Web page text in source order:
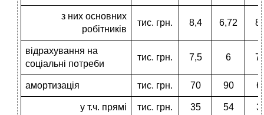
з них основних
робітників
тис. грн. 8,4 6,72
відрахування на
соціальні потреби
тис. грн. 7,5 6
амортизація тис. грн. 70 90
у т.ч. прямі тис. грн. 35 54